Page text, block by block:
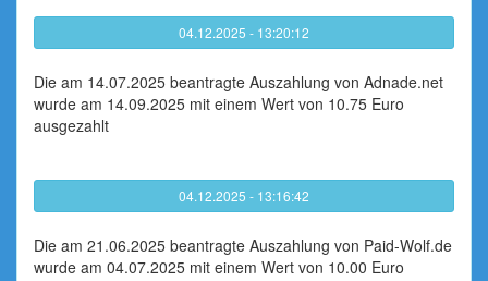
04.12.2025 - 13:20:12
Die am 14.07.2025 beantragte Auszahlung von Adnade.net
wurde am 14.09.2025 mit einem Wert von 10.75 Euro
ausgezahlt
04.12.2025 - 13:16:42
Die am 21.06.2025 beantragte Auszahlung von Paid-Wolf.de
wurde am 04.07.2025 mit einem Wert von 10.00 Euro